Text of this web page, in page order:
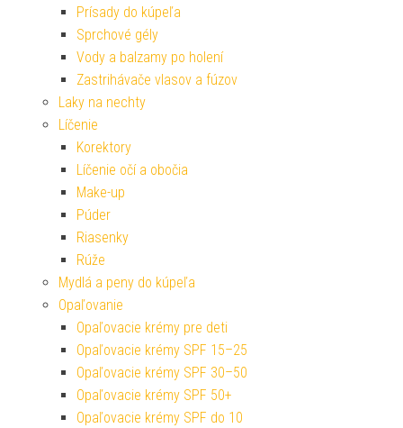
Prísady do kúpeľa
Sprchové gély
Vody a balzamy po holení
Zastrihávače vlasov a fúzov
Laky na nechty
Líčenie
Korektory
Líčenie očí a obočia
Make-up
Púder
Riasenky
Rúže
Mydlá a peny do kúpeľa
Opaľovanie
Opaľovacie krémy pre deti
Opaľovacie krémy SPF 15–25
Opaľovacie krémy SPF 30–50
Opaľovacie krémy SPF 50+
Opaľovacie krémy SPF do 10